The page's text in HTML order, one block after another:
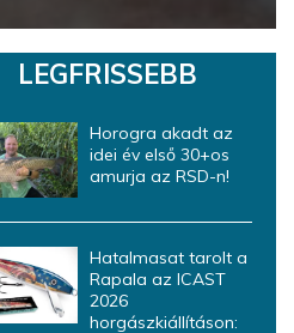
LEGFRISSEBB
Horogra akadt az
idei év első 30+os
amurja az RSD-n!
Hatalmasat tarolt a
Rapala az ICAST
2026
horgászkiállításon: